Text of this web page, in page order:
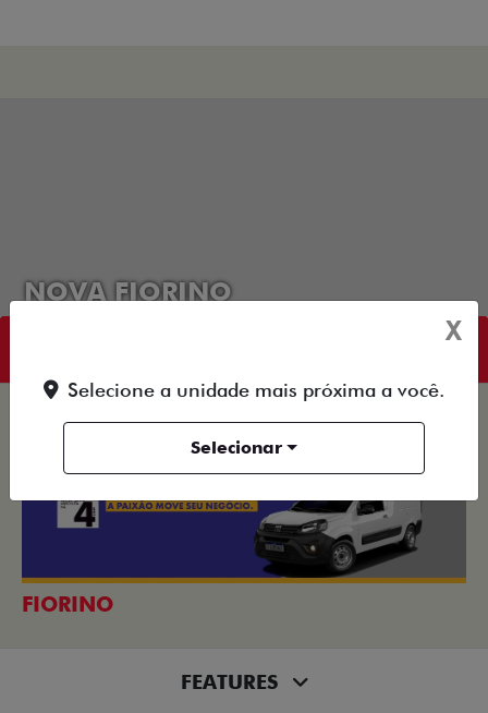
NOVA FIORINO
FIORINO
FEATURES
X
Selecione a unidade mais próxima a você.
Selecionar